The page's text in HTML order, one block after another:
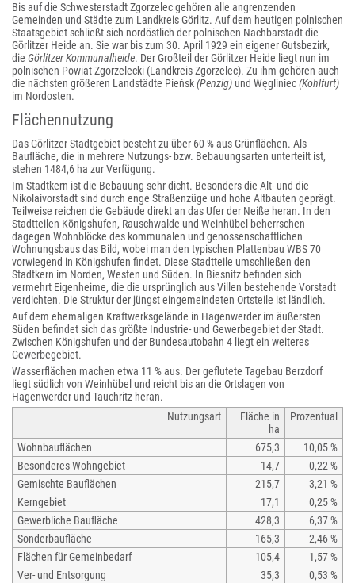
Bis auf die Schwesterstadt Zgorzelec gehören alle angrenzenden
Gemeinden und Städte zum Landkreis Görlitz. Auf dem heutigen polnischen
Staatsgebiet schließt sich nordöstlich der polnischen Nachbarstadt die
Görlitzer Heide an. Sie war bis zum 30. April 1929 ein eigener Gutsbezirk,
die Görlitzer Kommunalheide. Der Großteil der Görlitzer Heide liegt nun im
polnischen Powiat Zgorzelecki (Landkreis Zgorzelec). Zu ihm gehören auch
die nächsten größeren Landstädte Pieńsk(Penzig) und Węgliniec(Kohlfurt)
im Nordosten.
Flächennutzung
Das Görlitzer Stadtgebiet besteht zu über 60 % aus Grünflächen. Als
Baufläche, die in mehrere Nutzungs- bzw. Bebauungsarten unterteilt ist,
stehen 1484,6 ha zur Verfügung.
Im Stadtkern ist die Bebauung sehr dicht. Besonders die Alt- und die
Nikolaivorstadt sind durch enge Straßenzüge und hohe Altbauten geprägt.
Teilweise reichen die Gebäude direkt an das Ufer der Neiße heran. In den
Stadtteilen Königshufen, Rauschwalde und Weinhübel beherrschen
dagegen Wohnblöcke des kommunalen und genossenschaftlichen
Wohnungsbaus das Bild, wobei man den typischen Plattenbau WBS 70
vorwiegend in Königshufen findet. Diese Stadtteile umschließen den
Stadtkern im Norden, Westen und Süden. In Biesnitz befinden sich
vermehrt Eigenheime, die die ursprünglich aus Villen bestehende Vorstadt
verdichten. Die Struktur der jüngst eingemeindeten Ortsteile ist ländlich.
Auf dem ehemaligen Kraftwerksgelände in Hagenwerder im äußersten
Süden befindet sich das größte Industrie- und Gewerbegebiet der Stadt.
Zwischen Königshufen und der Bundesautobahn 4 liegt ein weiteres
Gewerbegebiet.
Wasserflächen machen etwa 11 % aus. Der geflutete Tagebau Berzdorf
liegt südlich von Weinhübel und reicht bis an die Ortslagen von
Hagenwerder und Tauchritz heran.
Nutzungsart
Fläche in
ha
Prozentual
Wohnbauflächen 675,3
10,05 %
Besonderes Wohngebiet
14,7
0,22 %
Gemischte Bauflächen
215,7
3,21 %
Kerngebiet
17,1
0,25 %
Gewerbliche Baufläche
428,3
6,37 %
Sonderbaufläche
165,3
2,46 %
Flächen für Gemeinbedarf
105,4
1,57 %
Ver- und Entsorgung
35,3
0,53 %